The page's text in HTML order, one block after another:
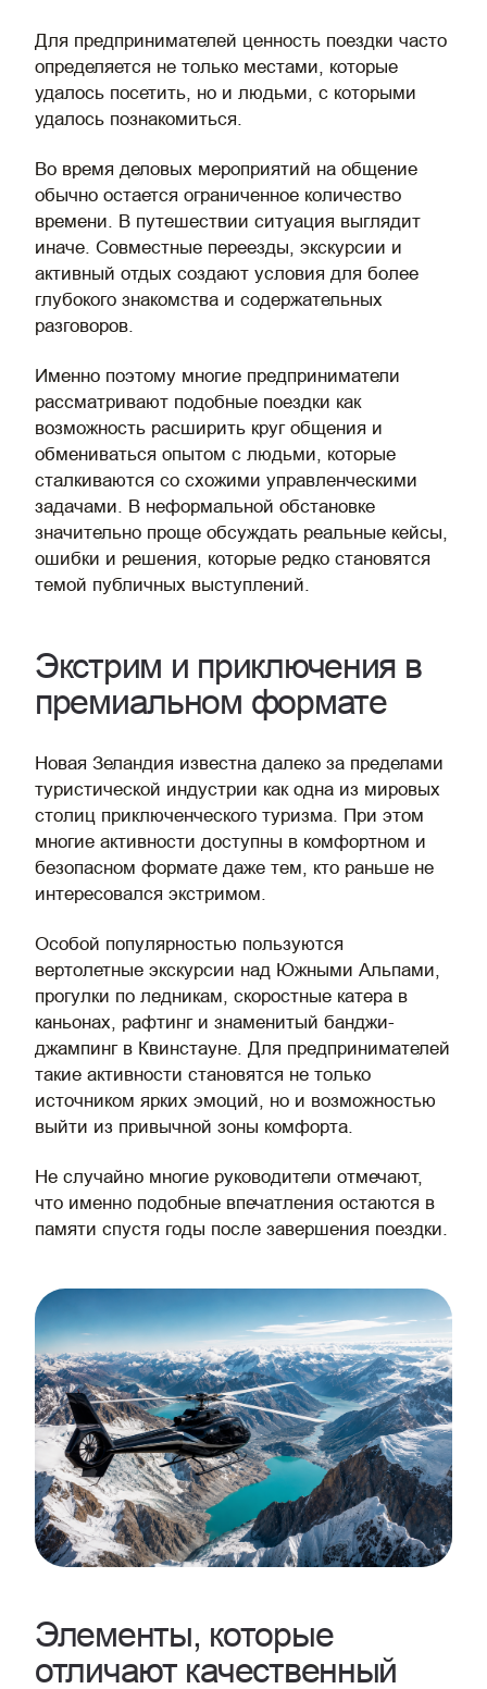
Для предпринимателей ценность поездки часто
определяется не только местами, которые
удалось посетить, но и людьми, с которыми
удалось познакомиться.
Во время деловых мероприятий на общение
обычно остается ограниченное количество
времени. В путешествии ситуация выглядит
иначе. Совместные переезды, экскурсии и
активный отдых создают условия для более
глубокого знакомства и содержательных
разговоров.
Именно поэтому многие предприниматели
рассматривают подобные поездки как
возможность расширить круг общения и
обмениваться опытом с людьми, которые
сталкиваются со схожими управленческими
задачами. В неформальной обстановке
значительно проще обсуждать реальные кейсы,
ошибки и решения, которые редко становятся
темой публичных выступлений.
Экстрим и приключения в
премиальном формате
Новая Зеландия известна далеко за пределами
туристической индустрии как одна из мировых
столиц приключенческого туризма. При этом
многие активности доступны в комфортном и
безопасном формате даже тем, кто раньше не
интересовался экстримом.
Особой популярностью пользуются
вертолетные экскурсии над Южными Альпами,
прогулки по ледникам, скоростные катера в
каньонах, рафтинг и знаменитый банджи-
джампинг в Квинстауне. Для предпринимателей
такие активности становятся не только
источником ярких эмоций, но и возможностью
выйти из привычной зоны комфорта.
Не случайно многие руководители отмечают,
что именно подобные впечатления остаются в
памяти спустя годы после завершения поездки.
Элементы, которые
отличают качественный